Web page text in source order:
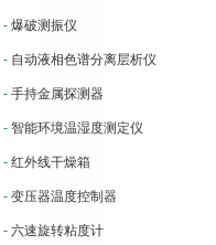
- 爆破测振仪
- 自动液相色谱分离层析仪
- 手持金属探测器
- 智能环境温湿度测定仪
- 红外线干燥箱
- 变压器温度控制器
- 六速旋转粘度计